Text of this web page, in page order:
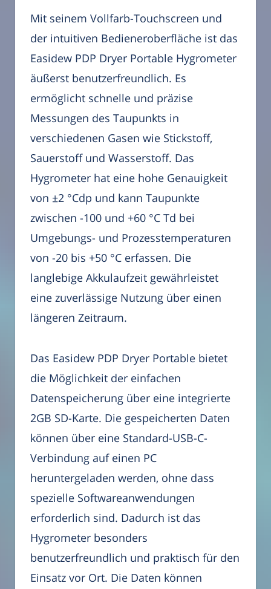
Mit seinem Vollfarb-Touchscreen und
der intuitiven Bedieneroberfläche ist das
Easidew PDP Dryer Portable Hygrometer
äußerst benutzerfreundlich. Es
ermöglicht schnelle und präzise
Messungen des Taupunkts in
verschiedenen Gasen wie Stickstoff,
Sauerstoff und Wasserstoff. Das
Hygrometer hat eine hohe Genauigkeit
von ±2 °Cdp und kann Taupunkte
zwischen -100 und +60 °C Td bei
Umgebungs- und Prozesstemperaturen
von -20 bis +50 °C erfassen. Die
langlebige Akkulaufzeit gewährleistet
eine zuverlässige Nutzung über einen
längeren Zeitraum.
Das Easidew PDP Dryer Portable bietet
die Möglichkeit der einfachen
Datenspeicherung über eine integrierte
2GB SD-Karte. Die gespeicherten Daten
können über eine Standard-USB-C-
Verbindung auf einen PC
heruntergeladen werden, ohne dass
spezielle Softwareanwendungen
erforderlich sind. Dadurch ist das
Hygrometer besonders
benutzerfreundlich und praktisch für den
Einsatz vor Ort. Die Daten können